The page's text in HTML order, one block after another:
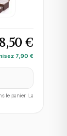
€
7,90 €
le panier. La